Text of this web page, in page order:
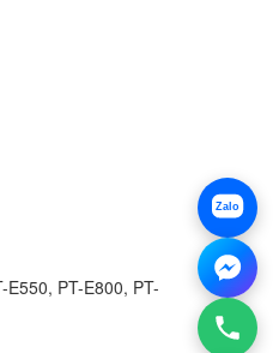
PT-E800, PT-
Zalo